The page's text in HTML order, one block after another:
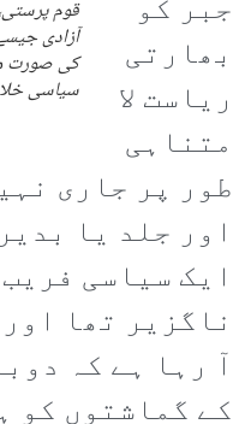
قوم
آزادی
کی صورت
سیاسی
جبر کو
بھارتی
ریاست لا
متناہی
طور پر جاری
اور جلد یا
ایک سیاسی
ناگزیر تھا
آ رہا ہے کہ
کے گماشتوں کو